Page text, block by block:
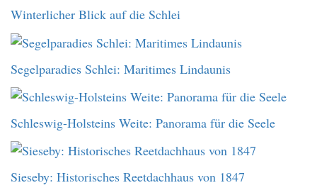
Winterlicher Blick auf die Schlei
Segelparadies Schlei: Maritimes Lindaunis
Schleswig-Holsteins Weite: Panorama für die Seele
Sieseby: Historisches Reetdachhaus von 1847